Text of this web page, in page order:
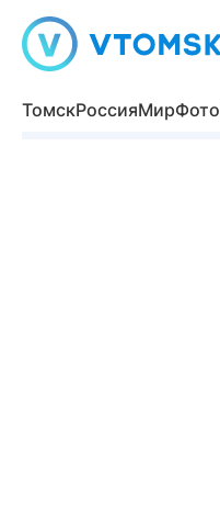
ТомскРоссияМирФото